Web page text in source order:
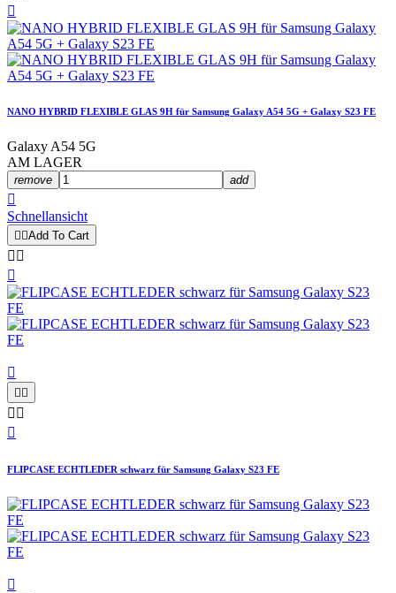

NANO HYBRID FLEXIBLE GLAS 9H für Samsung Galaxy A54 5G + Galaxy S23 FE
Galaxy A54 5G
AM LAGER
remove add

Schnellansicht
 Add To Cart
 


 
 

FLIPCASE ECHTLEDER schwarz für Samsung Galaxy S23 FE
